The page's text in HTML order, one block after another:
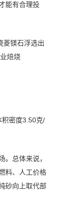
能有合理投
菱镁石浮选出
焙烧
积密度3.50克/
总体来说，
料、人工价格
砂向上取代部